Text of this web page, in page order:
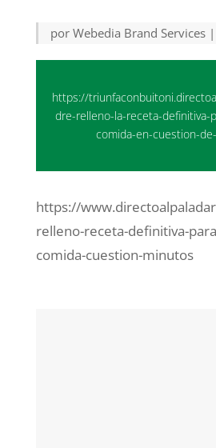
por Webedia Brand Services|
https://
dre-relleno-la-receta-definitiva-
comida-en-cuestion-
https://
relleno-receta-definitiva-
comida-cuestion-minutos